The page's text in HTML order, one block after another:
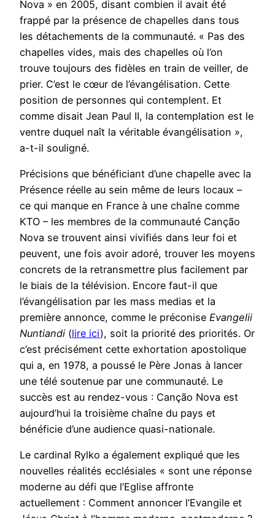
Nova » en 2005, disant combien il avait été
frappé par la présence de chapelles dans tous
les détachements de la communauté. « Pas des
chapelles vides, mais des chapelles où l’on
trouve toujours des fidèles en train de veiller, de
prier. C’est le cœur de l’évangélisation. Cette
position de personnes qui contemplent. Et
comme disait Jean Paul II, la contemplation est le
ventre duquel naît la véritable évangélisation »,
a-t-il souligné.
Précisions que bénéficiant d’une chapelle avec la
Présence réelle au sein même de leurs locaux –
ce qui manque en France à une chaîne comme
KTO – les membres de la communauté Canção
Nova se trouvent ainsi vivifiés dans leur foi et
peuvent, une fois avoir adoré, trouver les moyens
concrets de la retransmettre plus facilement par
le biais de la télévision. Encore faut-il que
l’évangélisation par les mass medias et la
première annonce, comme le préconise Evangelii
Nuntiandi (lire ici), soit la priorité des priorités. Or
c’est précisément cette exhortation apostolique
qui a, en 1978, a poussé le Père Jonas à lancer
une télé soutenue par une communauté. Le
succès est au rendez-vous : Canção Nova est
aujourd’hui la troisième chaîne du pays et
bénéficie d’une audience quasi-nationale.
Le cardinal Rylko a également expliqué que les
nouvelles réalités ecclésiales « sont une réponse
moderne au défi que l’Eglise affronte
actuellement : Comment annoncer l’Evangile et